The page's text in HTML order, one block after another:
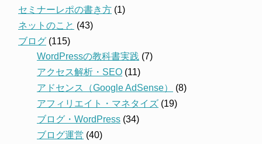
セミナーレポの書き方 (1)
ネットのこと (43)
ブログ (115)
WordPressの教科書実践 (7)
アクセス解析・SEO (11)
アドセンス（Google AdSense）
(8)
アフィリエイト・マネタイズ (19)
ブログ・WordPress (34)
ブログ運営 (40)